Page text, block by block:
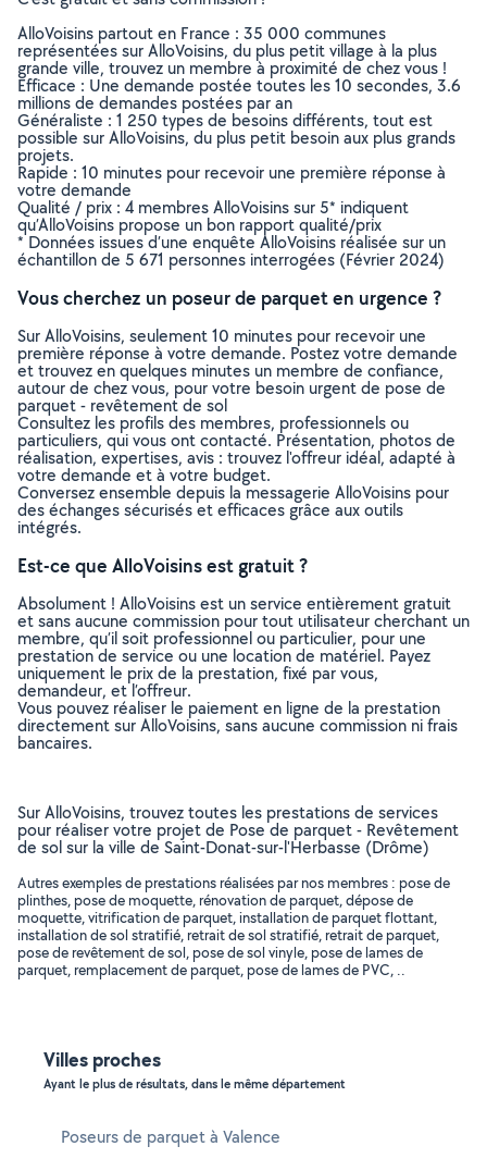
AlloVoisins partout en France : 35 000 communes
représentées sur AlloVoisins, du plus petit village à la plus
grande ville, trouvez un membre à proximité de chez vous !
Efficace : Une demande postée toutes les 10 secondes, 3.6
millions de demandes postées par an
Généraliste : 1 250 types de besoins différents, tout est
possible sur AlloVoisins, du plus petit besoin aux plus grands
projets.
Rapide : 10 minutes pour recevoir une première réponse à
votre demande
Qualité / prix : 4 membres AlloVoisins sur 5* indiquent
qu’AlloVoisins propose un bon rapport qualité/prix
* Données issues d’une enquête AlloVoisins réalisée sur un
échantillon de 5 671 personnes interrogées (Février 2024)
Vous cherchez un poseur de parquet en urgence ?
Sur AlloVoisins, seulement 10 minutes pour recevoir une
première réponse à votre demande. Postez votre demande
et trouvez en quelques minutes un membre de confiance,
autour de chez vous, pour votre besoin urgent de pose de
parquet - revêtement de sol
Consultez les profils des membres, professionnels ou
particuliers, qui vous ont contacté. Présentation, photos de
réalisation, expertises, avis : trouvez l'offreur idéal, adapté à
votre demande et à votre budget.
Conversez ensemble depuis la messagerie AlloVoisins pour
des échanges sécurisés et efficaces grâce aux outils
intégrés.
Est-ce que AlloVoisins est gratuit ?
Absolument ! AlloVoisins est un service entièrement gratuit
et sans aucune commission pour tout utilisateur cherchant un
membre, qu’il soit professionnel ou particulier, pour une
prestation de service ou une location de matériel. Payez
uniquement le prix de la prestation, fixé par vous,
demandeur, et l’offreur.
Vous pouvez réaliser le paiement en ligne de la prestation
directement sur AlloVoisins, sans aucune commission ni frais
bancaires.
Sur AlloVoisins, trouvez toutes les prestations de services
pour réaliser votre projet de Pose de parquet - Revêtement
de sol sur la ville de Saint-Donat-sur-l'Herbasse (Drôme)
Autres exemples de prestations réalisées par nos membres : pose de
plinthes, pose de moquette, rénovation de parquet, dépose de
moquette, vitrification de parquet, installation de parquet flottant,
installation de sol stratifié, retrait de sol stratifié, retrait de parquet,
pose de revêtement de sol, pose de sol vinyle, pose de lames de
parquet, remplacement de parquet, pose de lames de PVC, ..
Villes proches
Ayant le plus de résultats, dans le même département
Poseurs de parquet à Valence